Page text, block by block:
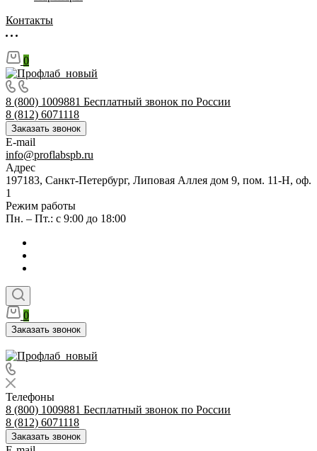
Контакты
0
8 (800) 1009881 Бесплатный звонок по России
8 (812) 6071118
Заказать звонок
E-mail
info@proflabspb.ru
Адрес
197183, Санкт-Петербург, Липовая Аллея дом 9, пом. 11-Н, оф.
1
Режим работы
Пн. – Пт.: с 9:00 до 18:00
0
Заказать звонок
Телефоны
8 (800) 1009881 Бесплатный звонок по России
8 (812) 6071118
Заказать звонок